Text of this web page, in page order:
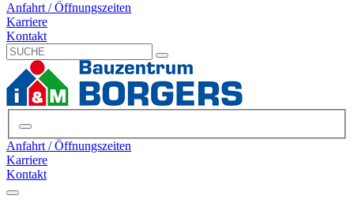
Anfahrt / Öffnungszeiten
Karriere
Kontakt
Anfahrt / Öffnungszeiten
Karriere
Kontakt